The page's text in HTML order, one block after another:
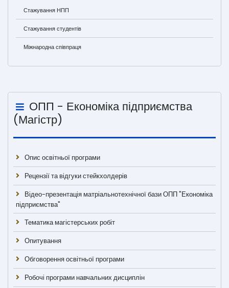
Стажування НПП
Стажування студентів
Міжнародна співпраця
ОПП - Економіка підприємства
(Магістр)
Опис освітньої програми
Рецензії та відгуки стейкхолдерів
Відео-презентація матріальнотехнічної бази ОПП "Економіка
підприємства"
Тематика магістерських робіт
Опитування
Обговорення освітньої програми
Робочі програми навчальних дисциплін